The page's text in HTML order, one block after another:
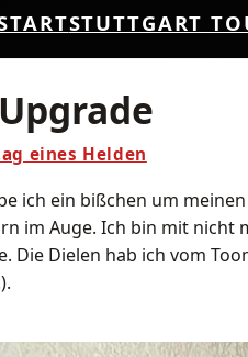
STUTTGART
eines Helden
ich ein bißchen um
im Auge. Ich bin mit nicht
Die Dielen hab ich vom